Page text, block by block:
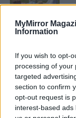
MyMirror
Information
If you wish to opt-
processing of your
targeted
section to confirm
opt-out request is
interest-based